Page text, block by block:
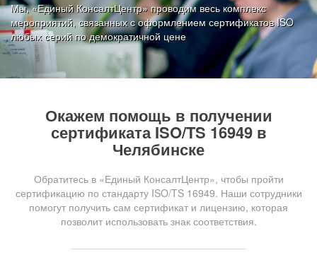
Мы, «Единый КонсалтЦентр» проводим весь комплекс
мероприятий, связанных с оформлением сертификатов ISO
любых серий по демократичной цене
Окажем помощь в получении
сертификата ISO/TS 16949 в
Челябинске
Обратитесь в «Единый КонсалтЦентр», чтобы пройти
сертификацию по стандарту ISO/TS 16949. Наши сотрудники
помогут получить сам сертификат и лицензию, которая
позволит использовать знак соответствия.